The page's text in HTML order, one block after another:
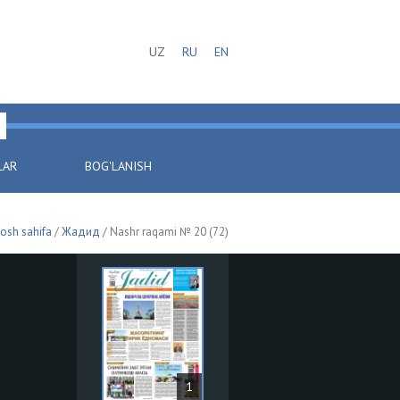
UZ RU EN
BOG'LANISH
sahifa /Жадид / Nashr raqami № 20 (72)
1